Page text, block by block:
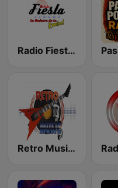
Radio Fiesta Panama
Retro Music Radio